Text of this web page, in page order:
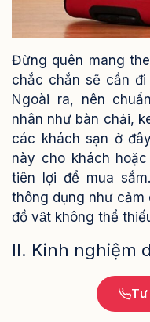
Đừng quên mang
chắc chắn sẽ cần
Ngoài ra, nên
nhân như bàn chải,
các khách sạn ở
này cho khách
tiên lợi để mua
thông dụng như cảm
đồ vật không thể
II. Kinh nghiệm
Tư